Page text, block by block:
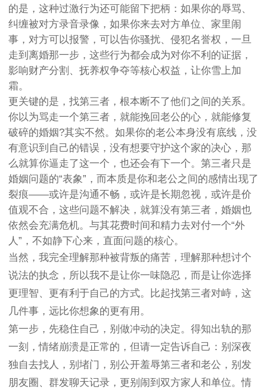
的是，这种过激行为还可能留下把柄：如果你的辱骂、
纠缠被对方录音录像，如果你来去对方单位、家里闹
事，对方可以报警，可以告你骚扰、侵犯名誉权，一旦
走到离婚那一步，这些行为都会成为对你不利的证据，
影响财产分割、抚养权争夺等核心权益，让你雪上加
霜。
更关键的是，找第三者，根本断不了他们之间的关系。
你以为骂走一个第三者，就能挽回老公的心，就能修复
破碎的婚姻?其实不然。如果你的老公本身没有底线，没
有意识到自己的错误，没有想要守护这个家的决心，那
么就算你逼走了这一个，也还会有下一个。第三者只是
婚姻问题的“表象”，而本质是你和老公之间的感情出现了
裂痕——或许是沟通不畅，或许是长期忽视，或许是价
值观不合，这些问题不解决，就算没有第三者，婚姻也
依然会充满危机。与其花费时间和精力去对付一个“外
人”，不如静下心来，直面问题的核心。
当然，我完全理解那种被背叛的痛苦，理解那种想讨个
说法的执念，所以我不是让你一味隐忍，而是让你选择
更理智、更有利于自己的方式。比起找第三者对峙，这
几件事，远比你想象的更有用。
第一步，先稳住自己，别做冲动的决定。得知出轨的那
一刻，情绪崩溃是正常的，但请一定告诉自己：别深夜
独自去找人，别堵门，别公开羞辱第三者和老公，别发
朋友圈、群发聊天记录，更别闹到双方家人和单位。情